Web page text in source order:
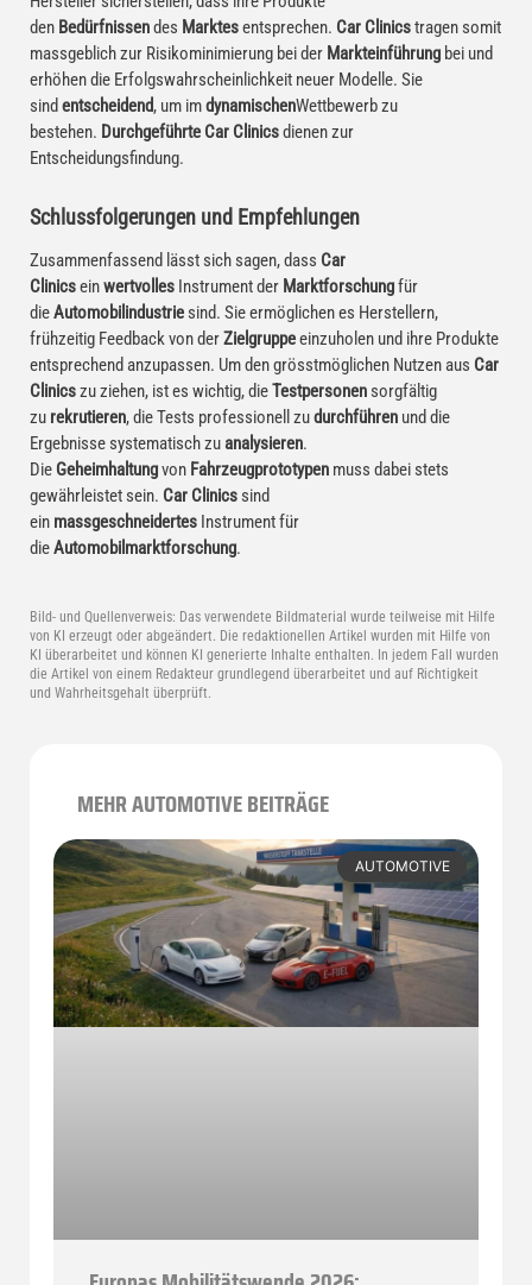
den Bedürfnissendes Marktesentsprechen. Car Clinicstragen somit
massgeblich zur Risikominimierung bei der Markteinführung bei und
erhöhen die Erfolgswahrscheinlichkeit neuer Modelle. Sie
sind entscheidend, um imdynamischenWettbewerb zu
bestehen. Durchgeführte Car Clinicsdienen zur
Entscheidungsfindung.
Schlussfolgerungen und Empfehlungen
Zusammenfassend lässt sich sagen, dass Car
Clinicseinwertvolles Instrument der Marktforschungfür
dieAutomobilindustrie sind. Sie ermöglichen es Herstellern,
frühzeitig Feedback von derZielgruppeeinzuholen und ihre Produkte
entsprechend anzupassen. Um den grösstmöglichen Nutzen aus Car
Clinicszu ziehen, ist es wichtig, dieTestpersonen sorgfältig
zu rekrutieren, die Tests professionell zudurchführen und die
Ergebnisse systematisch zuanalysieren.
Die Geheimhaltungvon Fahrzeugprototypen muss dabei stets
gewährleistet sein. Car Clinics sind
ein massgeschneidertes Instrument für
dieAutomobilmarktforschung.
Bild- und Quellenverweis: Das verwendete Bildmaterial wurde teilweise mit Hilfe
von KI erzeugt oder abgeändert. Die redaktionellen Artikel wurden mit Hilfe von
KI überarbeitet und können KI generierte Inhalte enthalten. In jedem Fall wurden
die Artikel von einem Redakteur grundlegend überarbeitet und auf Richtigkeit
und Wahrheitsgehalt überprüft.
MEHR AUTOMOTIVE BEITRÄGE
AUTOMOTIVE